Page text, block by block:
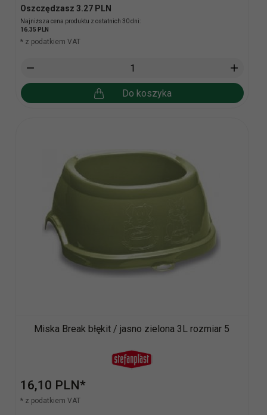
Oszczędzasz 3.27 PLN
Najniższa cena produktu z ostatnich 30 dni:
16.35 PLN
* z podatkiem VAT
Do koszyka
Miska Break błękit / jasno zielona 3L rozmiar 5
16,10 PLN*
* z podatkiem VAT